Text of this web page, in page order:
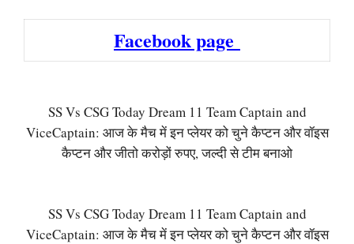
Facebook page
SS Vs CSG Today Dream 11 Team Captain and
ViceCaptain: आज के मैच में इन प्लेयर को चुने कैप्टन और वॉइस
कैप्टन और जीतो करोड़ों रुपए, जल्दी से टीम बनाओ
SS Vs CSG Today Dream 11 Team Captain and
ViceCaptain: आज के मैच में इन प्लेयर को चुने कैप्टन और वॉइस